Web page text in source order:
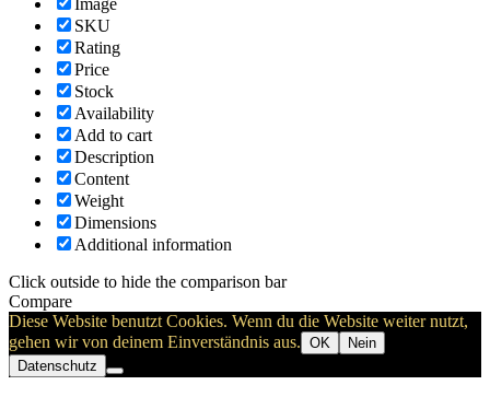
Image
SKU
Rating
Price
Stock
Availability
Add to cart
Description
Content
Weight
Dimensions
Additional information
Click outside to hide the comparison bar
Compare
Diese Website benutzt Cookies. Wenn du die Website weiter nutzt,
gehen wir von deinem Einverständnis aus. OK
Nein
Datenschutz